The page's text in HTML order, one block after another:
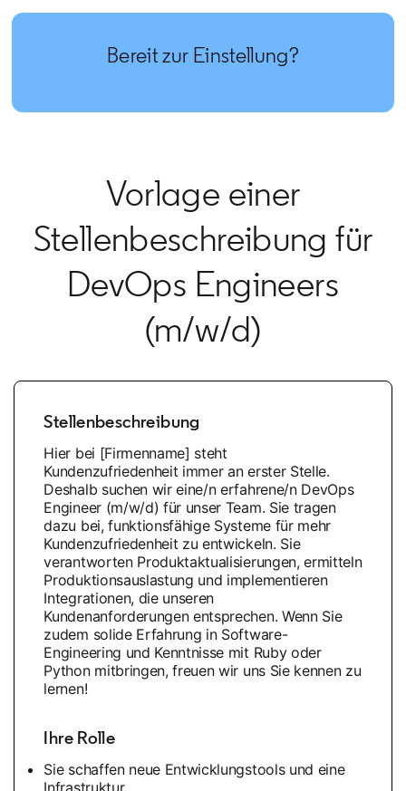
Bereit zur Einstellung?
Vorlage einer
Stellenbeschreibung für
DevOps Engineers
(m/w/d)
Stellenbeschreibung
Hier bei [Firmenname] steht
Kundenzufriedenheit immer an erster Stelle.
Deshalb suchen wir eine/n erfahrene/n DevOps
Engineer (m/w/d) für unser Team. Sie tragen
dazu bei, funktionsfähige Systeme für mehr
Kundenzufriedenheit zu entwickeln. Sie
verantworten Produktaktualisierungen, ermitteln
Produktionsauslastung und implementieren
Integrationen, die unseren
Kundenanforderungen entsprechen. Wenn Sie
zudem solide Erfahrung in Software-
Engineering und Kenntnisse mit Ruby oder
Python mitbringen, freuen wir uns Sie kennen zu
lernen!
Ihre Rolle
Sie schaffen neue Entwicklungstools und eine
Infrastruktur